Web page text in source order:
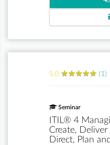
5.0 ★★★★★
★★★★★ (1)
Seminar
ITIL® 4
Create,
Direct, Plan